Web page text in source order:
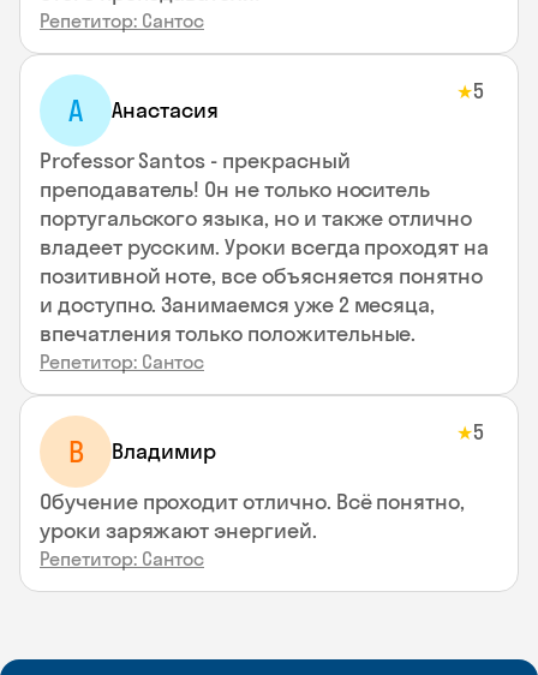
Репетитор: Сантос
А Анастасия
★5
Professor Santos - прекрасный
преподаватель! Он не только носитель
португальского языка, но и также отлично
владеет русским. Уроки всегда проходят на
позитивной ноте, все объясняется понятно
и доступно. Занимаемся уже 2 месяца,
впечатления только положительные.
Репетитор: Сантос
В Владимир
★5
Обучение проходит отлично. Всё понятно,
уроки заряжают энергией.
Репетитор: Сантос